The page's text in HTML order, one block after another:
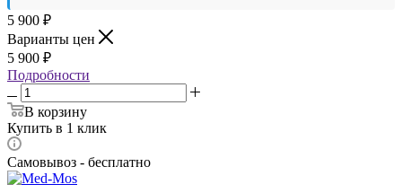
5 900 ₽
Варианты цен
5 900 ₽
Подробности
В корзину
Купить в 1 клик
Самовывоз - бесплатно